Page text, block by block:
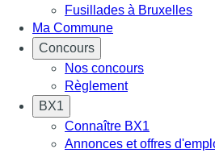
Fusillades à Bruxelles
Ma Commune
Concours
Nos concours
Règlement
BX1
Connaître BX1
Annonces et offres